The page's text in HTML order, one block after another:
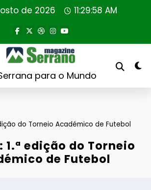
de 2026 11:29:58 AM
para o Mundo
do Torneio Académico de Futebol
1.ª edição do Torneio
de Futebol